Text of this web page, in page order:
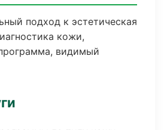
подход к эстетическая
кожи,
видимый